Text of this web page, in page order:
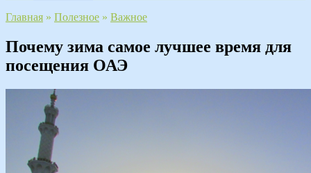
Главная » Полезное » Важное
Почему зима самое лучшее время для
посещения ОАЭ